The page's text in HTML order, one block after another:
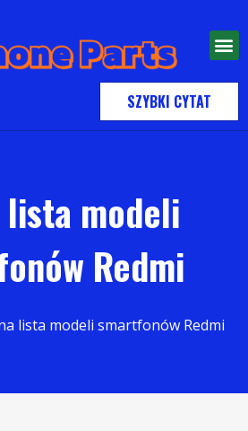
SZYBKI CYTAT
lista modeli
Redmi
lista modeli smartfonów Redmi